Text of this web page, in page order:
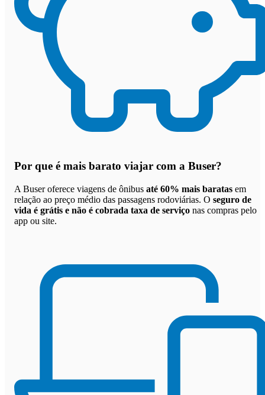
Por que é mais barato viajar com a Buser?
A Buser oferece viagens de ônibus até 60% mais baratas em
relação ao preço médio das passagens rodoviárias. O seguro de
vida é grátis e não é cobrada taxa de serviço nas compras pelo
app ou site.